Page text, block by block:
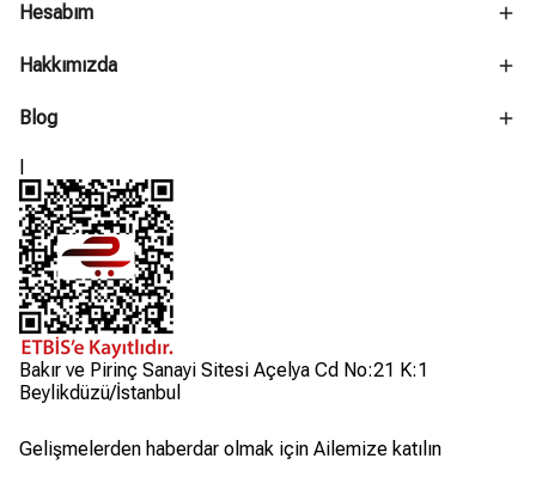
Hesabım
Hakkımızda
Blog
Bakır ve Pirinç Sanayi Sitesi Açelya Cd No:21 K:1
Beylikdüzü/İstanbul
Gelişmelerden haberdar olmak için Ailemize katılın